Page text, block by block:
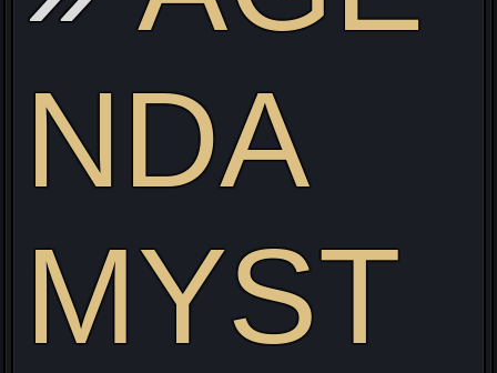
Visitez mon site web pour découvrir mon projet Live
alliant Gaming/Streaming/Cosplay !
NDA
MYST